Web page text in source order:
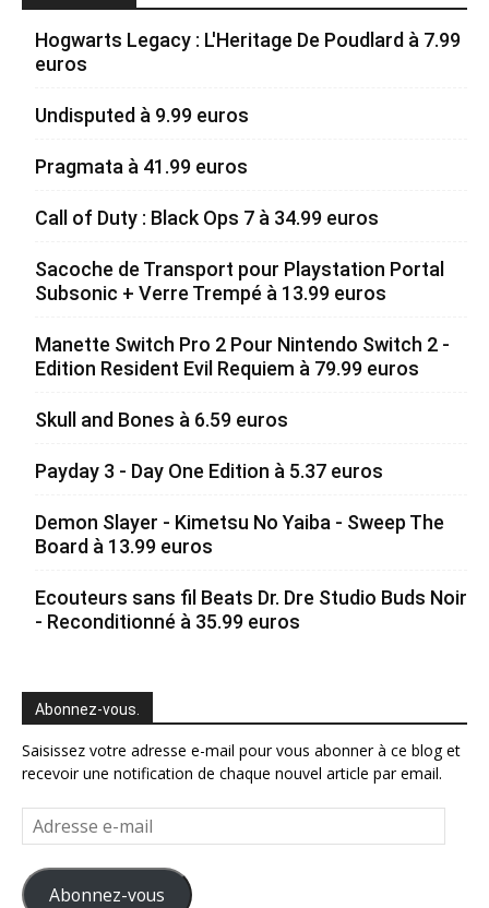
Hogwarts Legacy : L'Heritage De Poudlard à 7.99
euros
Undisputed à 9.99 euros
Pragmata à 41.99 euros
Call of Duty : Black Ops 7 à 34.99 euros
Sacoche de Transport pour Playstation Portal
Subsonic + Verre Trempé à 13.99 euros
Manette Switch Pro 2 Pour Nintendo Switch 2 -
Edition Resident Evil Requiem à 79.99 euros
Skull and Bones à 6.59 euros
Payday 3 - Day One Edition à 5.37 euros
Demon Slayer - Kimetsu No Yaiba - Sweep The
Board à 13.99 euros
Ecouteurs sans fil Beats Dr. Dre Studio Buds Noir
- Reconditionné à 35.99 euros
Abonnez-vous.
Saisissez votre adresse e-mail pour vous abonner à ce blog et
recevoir une notification de chaque nouvel article par email.
Adresse
e-
mail
Abonnez-vous